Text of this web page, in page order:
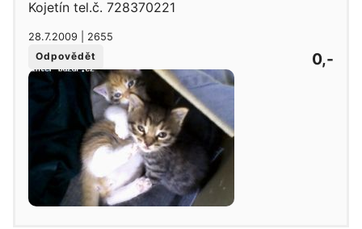
Kojetín tel.č. 728370221
28.7.2009 | 2655
Odpovědět
0,-